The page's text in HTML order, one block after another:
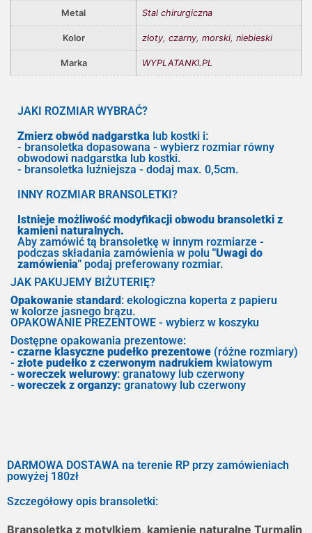
Metal Stal chirurgiczna
Kolor złoty, czarny, morski, niebieski
Marka WYPLATANKI.PL
JAKI ROZMIAR WYBRAĆ?
Zmierz obwód nadgarstka lub kostki i:
- bransoletka dopasowana - wybierz rozmiar równy
obwodowi nadgarstka lub kostki.
- bransoletka luźniejsza - dodaj max. 0,5cm.
INNY ROZMIAR BRANSOLETKI?
Istnieje możliwość modyfikacji obwodu bransoletki z
kamieni naturalnych.
Aby zamówić tą bransoletkę w innym rozmiarze -
podczas składania zamówienia w polu "Uwagi do
zamówienia" podaj preferowany rozmiar.
JAK PAKUJEMY BIŻUTERIĘ?
Opakowanie standard: ekologiczna koperta z papieru
w kolorze jasnego brązu.
OPAKOWANIE PREZENTOWE - wybierz w koszyku
Dostępne opakowania prezentowe:
- czarne klasyczne pudełko prezentowe (różne rozmiary)
- złote pudełko z czerwonym nadrukiem kwiatowym
- woreczek welurowy: granatowy lub czerwony
- woreczek z organzy: granatowy lub czerwony
DARMOWA DOSTAWA na terenie RP przy zamówieniach
powyżej 180zł
Szczegółowy opis bransoletki:
Bransoletka z motylkiem, kamienie naturalne Turmalin